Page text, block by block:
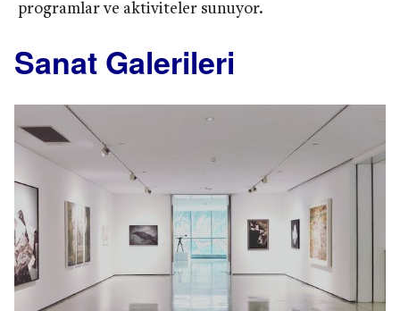
programlar ve aktiviteler sunuyor.
Sanat Galerileri